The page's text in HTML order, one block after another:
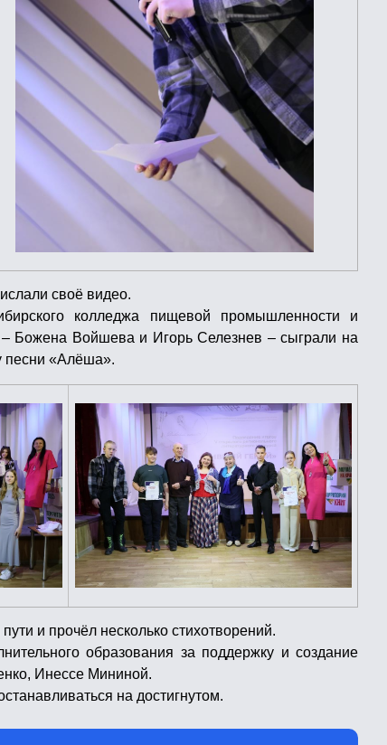
своё видео.
колледжа пищевой промышленности и
Божена Войшева и Игорь Селезнев – сыграли на
песни «Алёша».
и прочёл несколько стихотворений.
образования за поддержку и создание
Инессе Мининой.
на достигнутом.